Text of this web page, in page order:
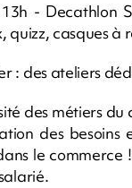
- Decathlon
quizz, casques à
: des ateliers
des métiers
des
le